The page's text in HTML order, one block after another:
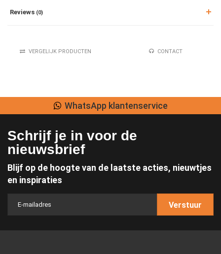
Reviews (0)
VERGELIJK PRODUCTEN CONTACT
WhatsApp klantenservice
Schrijf je in voor de
nieuwsbrief
Blijf op de hoogte van de laatste acties, nieuwtjes
en inspiraties
Verstuur